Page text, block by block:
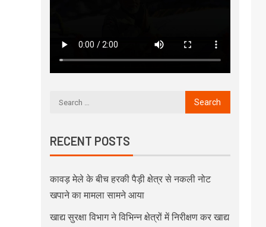
RECENT POSTS
कावड़ मेले के बीच हरकी पैड़ी क्षेत्र से नकली नोट
खपाने का मामला सामने आया
खाद्य सुरक्षा विभाग ने विभिन्न क्षेत्रों में निरीक्षण कर खाद्य